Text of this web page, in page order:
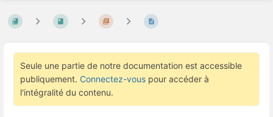
Seule une partie de notre documentation est accessible
publiquement. Connectez-vous pour accéder à
l'intégralité du contenu.